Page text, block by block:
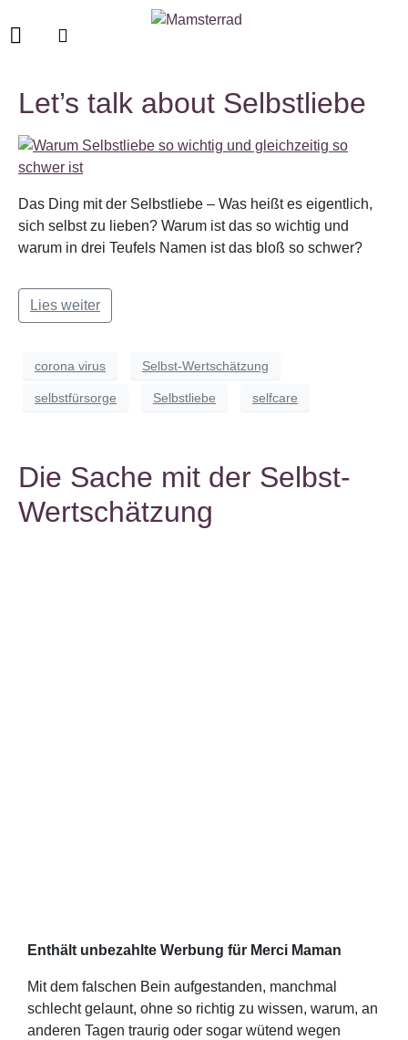
Let’s talk about Selbstliebe
Das Ding mit der Selbstliebe – Was heißt es eigentlich,
sich selbst zu lieben? Warum ist das so wichtig und
warum in drei Teufels Namen ist das bloß so schwer?
Lies weiter
corona virus Selbst-Wertschätzung
selbstfürsorge Selbstliebe selfcare
Die Sache mit der Selbst-
Wertschätzung
Enthält unbezahlte Werbung für Merci Maman
Mit dem falschen Bein aufgestanden, manchmal
schlecht gelaunt, ohne so richtig zu wissen, warum, an
anderen Tagen traurig oder sogar wütend wegen